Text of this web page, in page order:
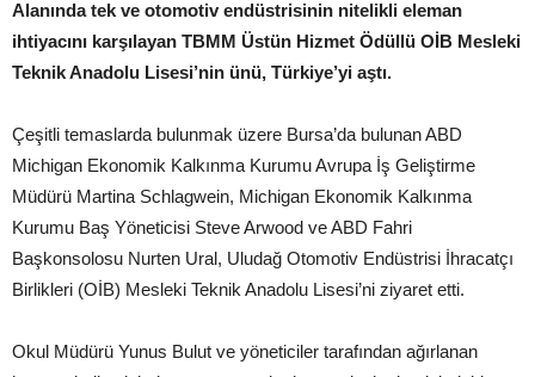
Alanında tek ve otomotiv endüstrisinin nitelikli eleman
ihtiyacını karşılayan TBMM Üstün Hizmet Ödüllü OİB Mesleki
Teknik Anadolu Lisesi’nin ünü, Türkiye’yi aştı.
Çeşitli temaslarda bulunmak üzere Bursa’da bulunan ABD
Michigan Ekonomik Kalkınma Kurumu Avrupa İş Geliştirme
Müdürü Martina Schlagwein, Michigan Ekonomik Kalkınma
Kurumu Baş Yöneticisi Steve Arwood ve ABD Fahri
Başkonsolosu Nurten Ural, Uludağ Otomotiv Endüstrisi İhracatçı
Birlikleri (OİB) Mesleki Teknik Anadolu Lisesi’ni ziyaret etti.
Okul Müdürü Yunus Bulut ve yöneticiler tarafından ağırlanan